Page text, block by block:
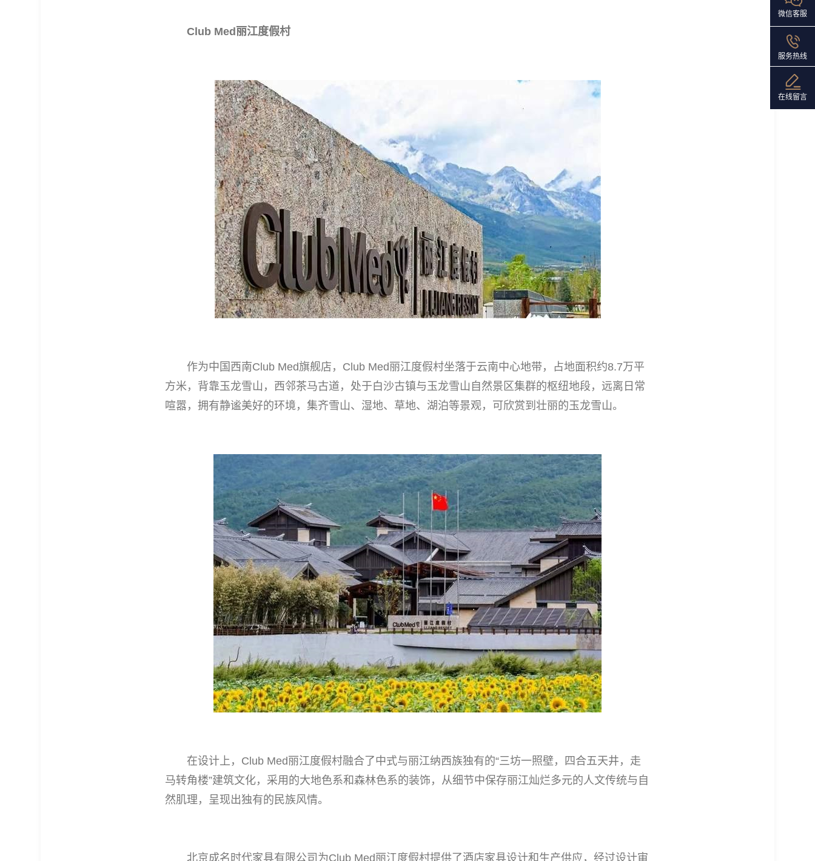
Club Med丽江度假村
作为中国西南Club Med旗舰店，Club Med丽江度假村坐落于云南中心地带，占地面积约8.7万平
方米，背靠玉龙雪山，西邻茶马古道，处于白沙古镇与玉龙雪山自然景区集群的枢纽地段，远离日常
喧嚣，拥有静谧美好的环境，集齐雪山、湿地、草地、湖泊等景观，可欣赏到壮丽的玉龙雪山。
在设计上，Club Med丽江度假村融合了中式与丽江纳西族独有的“三坊一照壁，四合五天井，走
马转角楼”建筑文化，采用的大地色系和森林色系的装饰，从细节中保存丽江灿烂多元的人文传统与自
然肌理，呈现出独有的民族风情。
北京成名时代家具有限公司为Club Med丽江度假村提供了酒店家具设计和生产供应，经过设计审
微信客服
服务热线
在线留言